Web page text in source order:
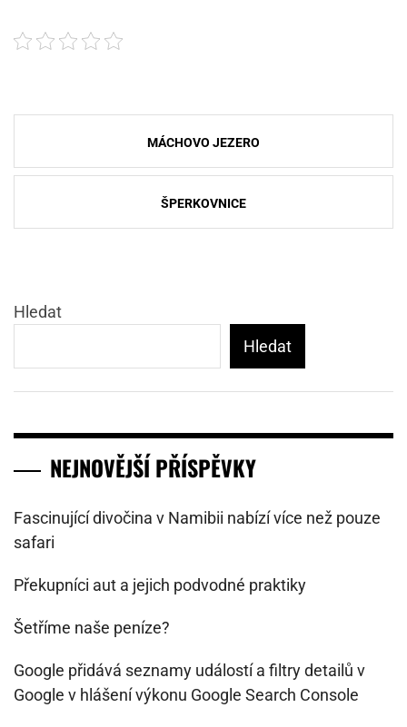
Navigace
pro
MÁCHOVO JEZERO
ŠPERKOVNICE
Hledat
Hledat
NEJNOVĚJŠÍ PŘÍSPĚVKY
Fascinující divočina v Namibii nabízí více než pouze
safari
Překupníci aut a jejich podvodné praktiky
Šetříme naše peníze?
Google přidává seznamy událostí a filtry detailů v
Google v hlášení výkonu Google Search Console